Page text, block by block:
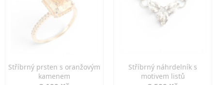
Stříbrný prsten s oranžovým
kamenem
Stříbrný náhrdelník s
motivem listů